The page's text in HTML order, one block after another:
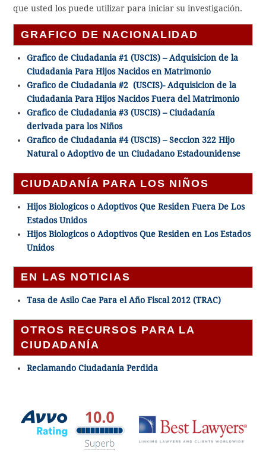
que usted los puede utilizar para iniciar su investigación.
GRAFICO DE NACIONALIDAD
Grafico de Ciudadania #1 (USCIS) – Adquisicion de la
Ciudadania Para Hijos Nacidos en Matrimonio
Grafico de Ciudadania #2 (USCIS)- Adquisicion de la
Ciudadania Para Hijos Nacidos Fuera del Matrimonio
Grafico de Ciudadania #3 (USCIS) – Ciudadanía
derivada para los Niños
Grafico de Ciudadania #4 (USCIS) – Seccion 322 Hijo
Natural o Adoptivo de un Ciudadano Estadounidense
CIUDADANÍA PARA LOS NIÑOS
Hijos Biologicos o Adoptivos Que Residen Fuera De Los
Estados Unidos
Hijos Biologicos o Adoptivos Que Residen en Los Estados
Unidos
EN LAS NOTICIAS
Tasa de Asilo Cae Para el Año Fiscal 2012 (TRAC)
OTROS RECURSOS PARA LA
CIUDADANÍA
Reclamando Ciudadania Perdida